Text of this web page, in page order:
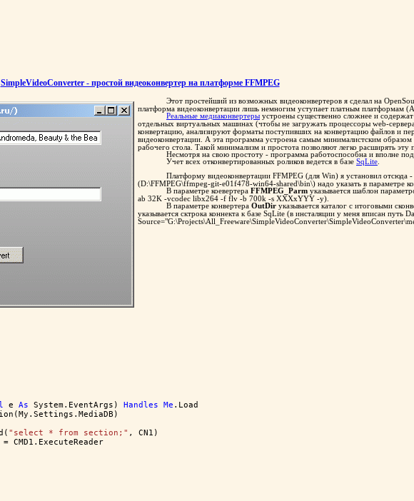
SimpleVideoConverter - простой видеоконвертер на платформе FFMPEG
Этот простейший из возможных видеоконвертеров я сделал на
платформа видеоконвертации лишь немногим уступает платным платформам
Реальные медиаконвертеры устроены существенно сложнее и
отдельных виртуальных машинах (чтобы не загружать процессоры web-
конвертацию, анализируют форматы поступивших на конвертацию файлов и
видеоконвертации. А эта программа устроена самым минималистским образом
рабочего стола. Такой минимализм и простота позволяют легко расширять
Несмотря на свою простоту - программа работоспособна и вполне
Учет всех отконвертированных роликов ведется в базе SqLite
Платформу видеоконвертации FFMPEG (для Win) я установил отсюда -
(D:\FFMPEG\ffmpeg-git-e01f478-win64-shared\bin\) надо указать в параметре
В параметре коевертера FFMPEG_Parm указывается шаблон
ab 32K -vcodec libx264 -f flv -b 700k -s XXXxYYY -y).
В параметре конвертера OutDir указывается каталог с итоговыми
указывается сктрока коннекта к базе SqLite (в инсталяции у меня вписан путь
e As System.EventArgs) Handles Me .Load
"select * from section;" , CN1)
CMD1.ExecuteReader